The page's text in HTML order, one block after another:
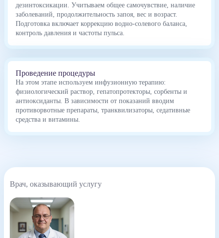
дезинтоксикации. Учитываем общее самочувствие, наличие
заболеваний, продолжительность запоя, вес и возраст.
Подготовка включает коррекцию водно-солевого баланса,
контроль давления и частоты пульса.
Проведение процедуры
На этом этапе используем инфузионную терапию:
физиологический раствор, гепатопротекторы, сорбенты и
антиоксиданты. В зависимости от показаний вводим
противорвотные препараты, транквилизаторы, седативные
средства и витамины.
Врач, оказывающий услугу